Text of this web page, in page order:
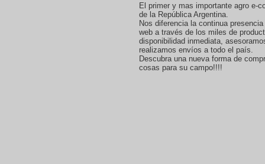
El primer y mas importante agro e-
de la República Argentina.
Nos diferencia la continua
web a través de los miles de
disponibilidad inmediata,
realizamos envíos a todo el país.
Descubra una nueva forma de
cosas para su campo!!!!